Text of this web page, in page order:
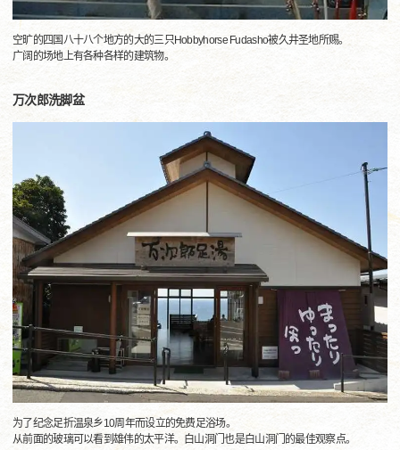
空旷的四国八十八个地方的大的三只Hobbyhorse Fudasho被久井圣地所赐。
广阔的场地上有各种各样的建筑物。
万次郎洗脚盆
为了纪念足折温泉乡10周年而设立的免费足浴场。
从前面的玻璃可以看到雄伟的太平洋。白山洞门也是白山洞门的最佳观察点。